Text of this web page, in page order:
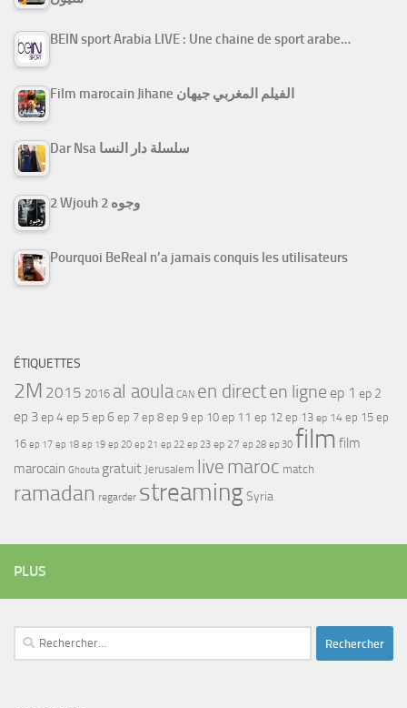
BEIN sport Arabia LIVE : Une chaine de sport arabe…
Film marocain Jihane الفيلم المغربي جيهان
Dar Nsa سلسلة دار النسا
2 Wjouh 2 وجوه
Pourquoi BeReal n’a jamais conquis les utilisateurs
ÉTIQUETTES
2M 2015 2016 al aoula CAN en directen ligne ep 1 ep 2
ep 3ep 4ep 5 ep 6 ep 7 ep 8 ep 9 ep 10 ep 11 ep 12 ep 13 ep 14 ep 15 ep
16 ep 17 ep 18 ep 19 ep 20 ep 21 ep 22 ep 23 ep 27 ep 28 ep 30 film film
marocain Ghouta gratuit Jerusalem live maroc match
ramadan regarder streamingSyria
PLUS
Rechercher :